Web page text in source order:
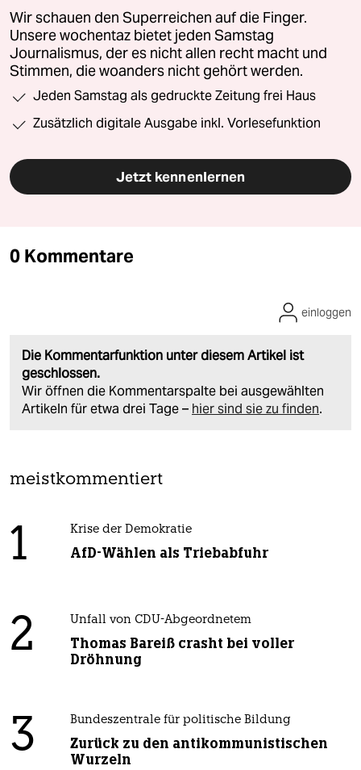
Wir schauen den Superreichen auf die Finger.
Unsere wochentaz bietet jeden Samstag
Journalismus, der es nicht allen recht macht und
Stimmen, die woanders nicht gehört werden.
Jeden Samstag als gedruckte Zeitung frei Haus
Zusätzlich digitale Ausgabe inkl. Vorlesefunktion
Jetzt kennenlernen
0 Kommentare
Die Kommentarfunktion unter diesem Artikel ist
geschlossen.
Wir öffnen die Kommentarspalte bei ausgewählten
Artikeln für etwa drei Tage – hier sind sie zu finden.
einloggen
meistkommentiert
1 Krise der Demokratie
AfD-Wählen als Triebabfuhr
2 Unfall von CDU-Abgeordnetem
Thomas Bareiß crasht bei voller
Dröhnung
3 Bundeszentrale für politische Bildung
Zurück zu den antikommunistischen
Wurzeln